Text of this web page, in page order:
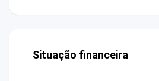
Situação financeira